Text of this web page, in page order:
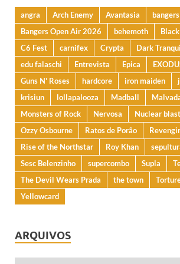
angra Arch Enemy Avantasia
Bangers Open Air 2026
behemoth
C6 Fest
carnifex Crypta Dark
edu falaschi
Entrevista Epica
Guns N' Roses
hardcore iron maiden
krisiun
lollapalooza Madball
Monsters of Rock
Nervosa Nuclear blast
Ozzy Osbourne
Ratos de Porão
Rise of the Northstar
Roy Khan
Sesc Belenzinho
supercombo Supla
The Devil Wears Prada
the town
Yellowcard
ARQUIVOS